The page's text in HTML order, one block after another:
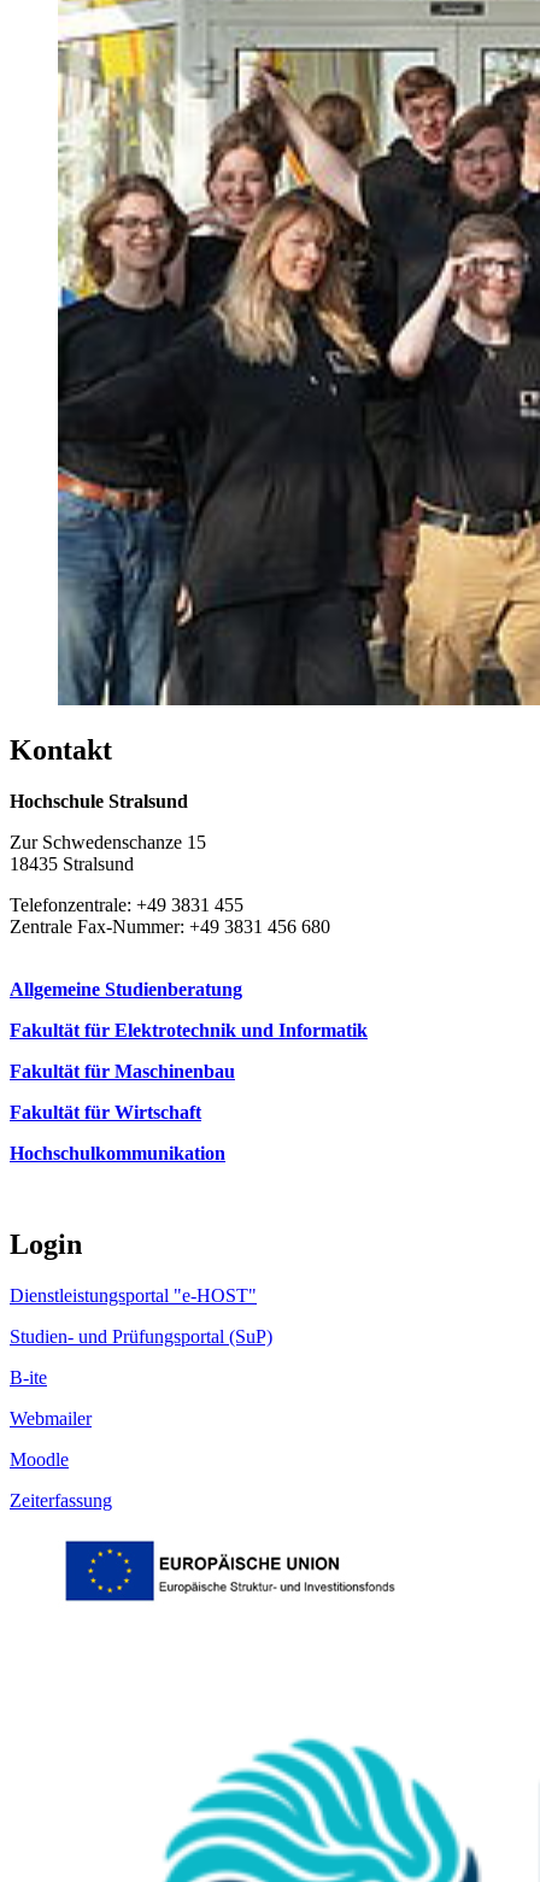
Kon­takt
Hochschule Stralsund
Zur Schwedenschanze 15
18435 Stralsund
Telefonzentrale: +49 3831 455
Zentrale Fax-Nummer: +49 3831 456 680
Allgemeine Studienberatung
Fakultät für Elektrotechnik und Informatik
Fakultät für Maschinenbau
Fakultät für Wirtschaft
Hochschulkommunikation
Login
Dienstleistungsportal "e-HOST"
Studien- und Prüfungsportal (SuP)
B-ite
Webmailer
Moodle
Zeiterfassung